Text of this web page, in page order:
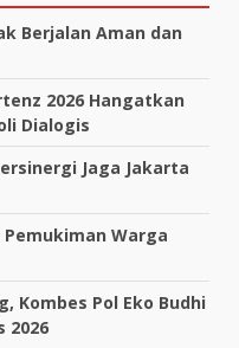
Berjalan Aman dan
2026 Hangatkan
Dialogis
Jaga Jakarta
Warga
Kombes Pol Eko Budhi
2026